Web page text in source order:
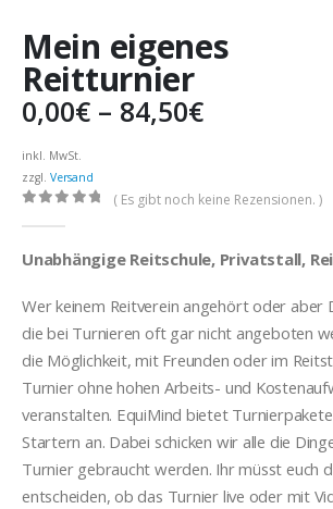
Mein eigenes
Reitturnier
0,00€ – 84,50€
84,50€
inkl. MwSt.
zzgl. Versand
( Es gibt noch keine Rezensionen. )
Unabhängige Reitschule, Privatstall,
Wer keinem Reitverein angehört oder aber
die bei Turnieren oft gar nicht angeboten
die Möglichkeit, mit Freunden oder im
Turnier ohne hohen Arbeits- und
veranstalten. EquiMind bietet
Startern an. Dabei schicken wir alle die
Turnier gebraucht werden. Ihr müsst euch
entscheiden, ob das Turnier live oder mit